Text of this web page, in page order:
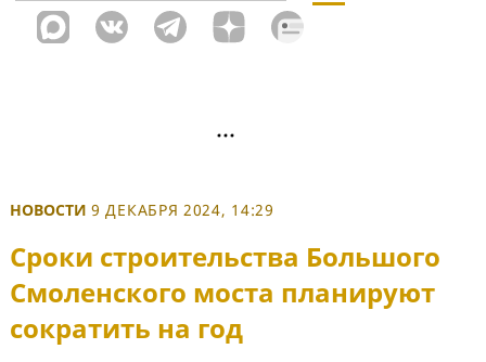
НОВОСТИ 9 ДЕКАБРЯ 2024, 14:29
Сроки строительства Большого
Смоленского моста планируют
сократить на год